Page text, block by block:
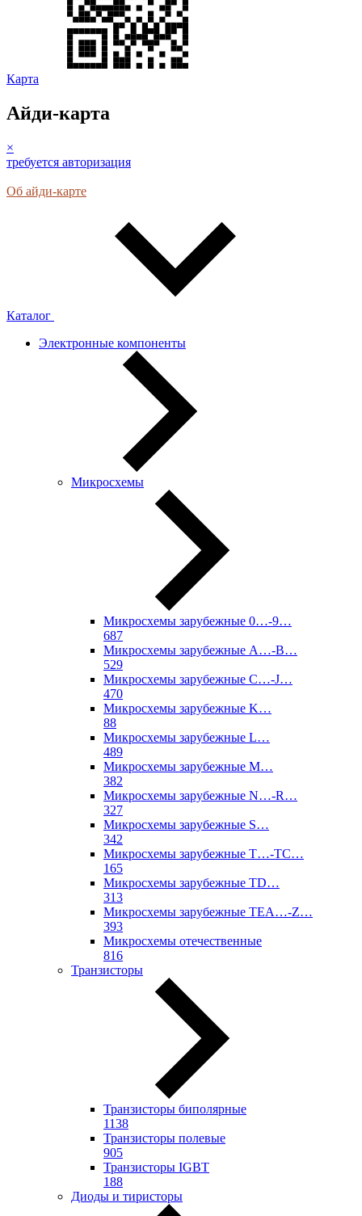
Карта
Айди-карта
×
требуется авторизация
Об айди-карте
Каталог
Электронные компоненты
Микросхемы
Микросхемы зарубежные 0…-9…
687
Микросхемы зарубежные A…-B…
529
Микросхемы зарубежные C…-J…
470
Микросхемы зарубежные K…
88
Микросхемы зарубежные L…
489
Микросхемы зарубежные M…
382
Микросхемы зарубежные N…-R…
327
Микросхемы зарубежные S…
342
Микросхемы зарубежные T…-TC…
165
Микросхемы зарубежные TD…
313
Микросхемы зарубежные TEA…-Z…
393
Микросхемы отечественные
816
Транзисторы
Транзисторы биполярные
1138
Транзисторы полевые
905
Транзисторы IGBT
188
Диоды и тиристоры